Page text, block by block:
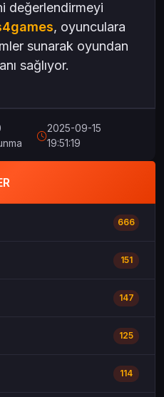
değerlendirmeyi
, oyunculara
sunarak oyundan
sağlıyor.
2025-09-15
19:51:19
666
151
147
125
114